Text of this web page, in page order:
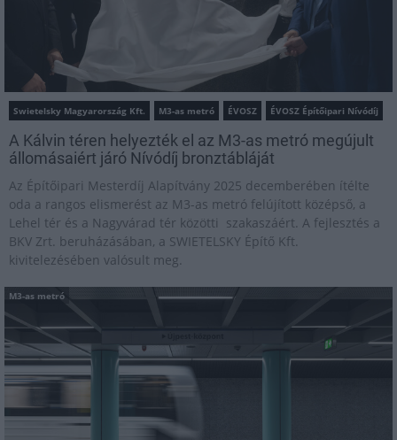
Swietelsky Magyarország Kft. M3-as metró ÉVOSZ ÉVOSZ Építőipari Nívódíj
A Kálvin téren helyezték el az M3-as metró megújult
állomásaiért járó Nívódíj bronztábláját
Az Építőipari Mesterdíj Alapítvány 2025 decemberében ítélte
oda a rangos elismerést az M3-as metró felújított középső, a
Lehel tér és a Nagyvárad tér közötti szakaszáért. A fejlesztés a
BKV Zrt. beruházásában, a SWIETELSKY Építő Kft.
kivitelezésében valósult meg.
M3-as metró